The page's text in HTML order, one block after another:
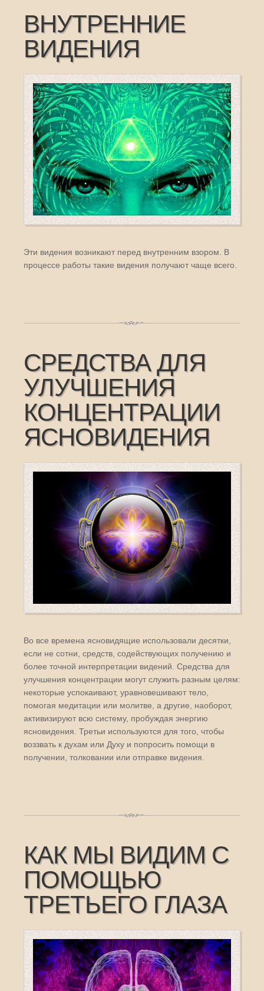
ВНУТРЕННИЕ
ВИДЕНИЯ
Эти видения возникают перед внутренним взором. В
процессе работы такие видения получают чаще всего.
СРЕДСТВА ДЛЯ
УЛУЧШЕНИЯ
КОНЦЕНТРАЦИИ
ЯСНОВИДЕНИЯ
Во все времена ясновидящие использовали десятки,
если не сотни, средств, содействующих получению и
более точной интерпретации видений. Средства для
улучшения концентрации могут служить разным целям:
некоторые успокаивают, уравновешивают тело,
помогая медитации или молитве, а другие, наоборот,
активизируют всю систему, пробуждая энергию
ясновидения. Третьи используются для того, чтобы
воззвать к духам или Духу и попросить помощи в
получении, толковании или отправке видения.
КАК МЫ ВИДИМ С
ПОМОЩЬЮ
ТРЕТЬЕГО ГЛАЗА